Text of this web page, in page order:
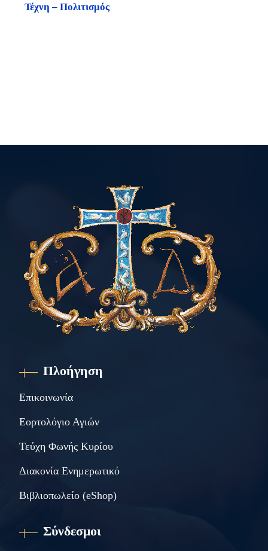
Τέχνη – Πολιτισμός
Πλοήγηση
Επικοινωνία
Εορτολόγιο Αγιών
Τεύχη Φωνής Κυρίου
Διακονία Ενημερωτικό
Βιβλιοπωλείο (eShop)
Σύνδεσμοι